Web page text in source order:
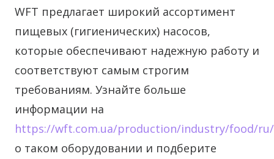
WFT предлагает широкий ассортимент
пищевых (гигиенических) насосов,
которые обеспечивают надежную работу и
соответствуют самым строгим
требованиям. Узнайте больше
информации на
https://wft.com.ua/production/industry/food/ru/
о таком оборудовании и подберите